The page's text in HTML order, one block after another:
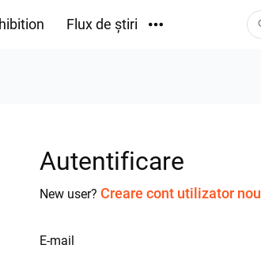
Flux de știri
Autentificare
New user? Creare cont utilizator nou
E-mail